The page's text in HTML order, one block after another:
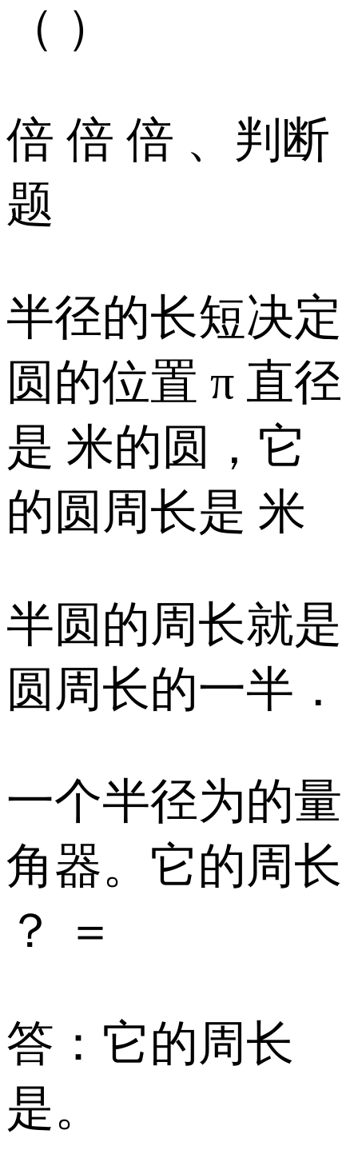
（ ）
倍 倍 倍 、判断
题
半径的长短决定
圆的位置 π 直径
是 米的圆，它
的圆周长是 米
半圆的周长就是
圆周长的一半．
一个半径为的量
角器。它的周长
？ ＝
答：它的周长
是。